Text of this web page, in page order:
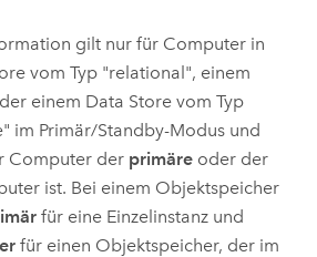
gilt nur für Computer in
vom Typ "relational", einem
einem Data Store vom Typ
im Primär/Standby-Modus und
Computer der primäre oder der
ist. Bei einem Objektspeicher
für eine Einzelinstanz und
für einen Objektspeicher, der im